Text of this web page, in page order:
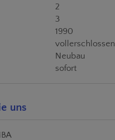
2
3
1990
vollerschlossen
Neubau
sofort
uns